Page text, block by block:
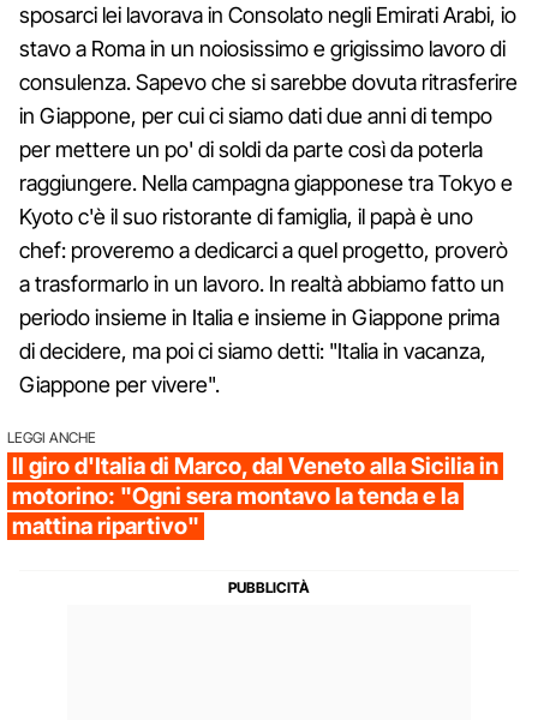
sposarci lei lavorava in Consolato negli Emirati Arabi, io
stavo a Roma in un noiosissimo e grigissimo lavoro di
consulenza. Sapevo che si sarebbe dovuta ritrasferire
in Giappone, per cui ci siamo dati due anni di tempo
per mettere un po' di soldi da parte così da poterla
raggiungere. Nella campagna giapponese tra Tokyo e
Kyoto c'è il suo ristorante di famiglia, il papà è uno
chef: proveremo a dedicarci a quel progetto, proverò
a trasformarlo in un lavoro. In realtà abbiamo fatto un
periodo insieme in Italia e insieme in Giappone prima
di decidere, ma poi ci siamo detti: "Italia in vacanza,
Giappone per vivere".
LEGGI ANCHE
Il giro d'Italia di Marco, dal Veneto alla Sicilia in
motorino: "Ogni sera montavo la tenda e la
mattina ripartivo"